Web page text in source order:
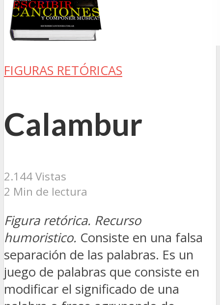
FIGURAS RETÓRICAS
Calambur
2.144 Vistas
2 Min de lectura
Figura retórica. Recurso
humoristico. Consiste en una falsa
separación de las palabras. Es un
juego de palabras que consiste en
modificar el significado de una